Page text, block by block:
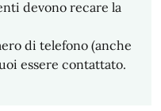
devono recare la
di telefono (anche
essere contattato.